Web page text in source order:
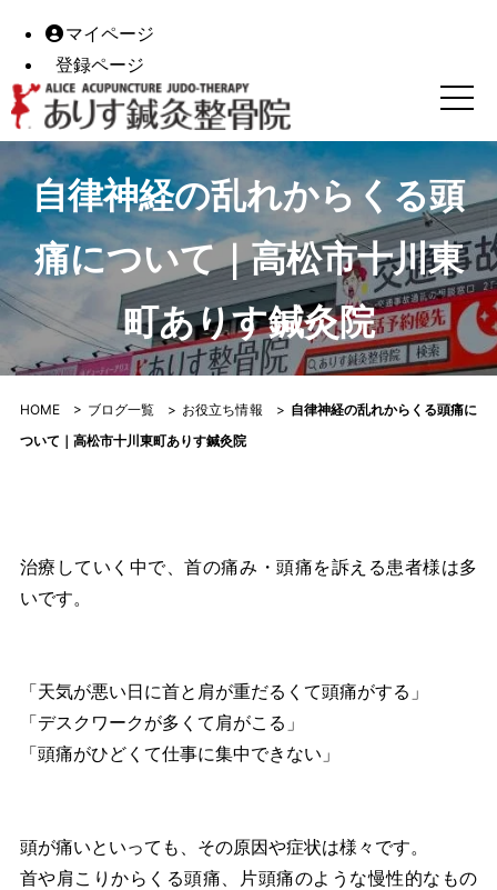
マイページ
登録ページ
自律神経の乱れからくる頭痛について｜高松市十川東町あ
自律神経の乱れからくる頭
痛について｜高松市十川東
町ありす鍼灸院
HOME> ブログ一覧 > お役立ち情報 > 自律神経の乱れからくる頭痛に
ついて｜高松市十川東町ありす鍼灸院
治療していく中で、首の痛み・頭痛を訴える患者様は多
いです。
「天気が悪い日に首と肩が重だるくて頭痛がする」
「デスクワークが多くて肩がこる」
「頭痛がひどくて仕事に集中できない」
頭が痛いといっても、その原因や症状は様々です。
首や肩こりからくる頭痛、片頭痛のような慢性的なもの